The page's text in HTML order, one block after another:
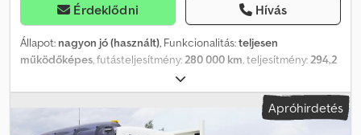
Érdeklődni Hívás
Állapot: nagyon jó (használt), Funkcionalitás:teljesen
működőképes, futásteljesítmény:280 000 km, teljesítmény:294,2
, üzemanyagtípus:dízel
szín:fehér, vezetőfülke:nappali fülke, hajtástípus:mechanikai,
felfüggesztés:
426 h,
Felszereltség:Tachográf, differenciálzár, légkondicionálás
Apróhirdetés